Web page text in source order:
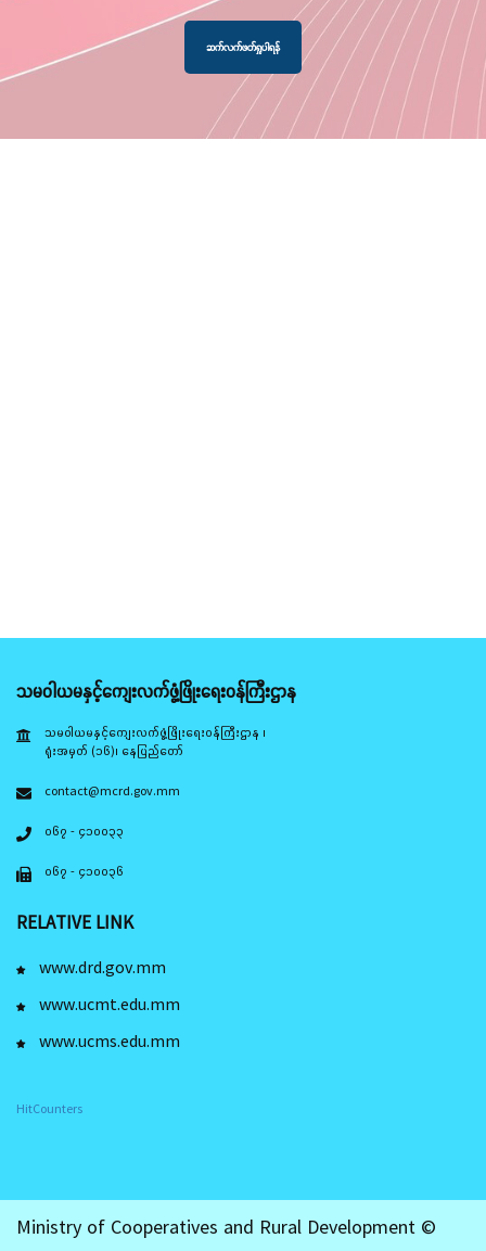
ဆက်လက်ဖတ်ရှုပါရန်
သမဝါယမနှင့်ကျေးလက်ဖွံ့ဖြိုးရေးဝန်ကြီးဌာန
သမဝါယမနှင့်ကျေးလက်ဖွံ့ဖြိုးရေးဝန်ကြီးဌာန ၊
ရုံးအမှတ် (၁၆)၊ နေပြည်တော်
contact@mcrd.gov.mm
၀၆၇ - ၄၁၀၀၃၃
၀၆၇ - ၄၁၀၀၃၆
RELATIVE LINK
www.drd.gov.mm
www.ucmt.edu.mm
www.ucms.edu.mm
HitCounters
Ministry of Cooperatives and Rural Development ©